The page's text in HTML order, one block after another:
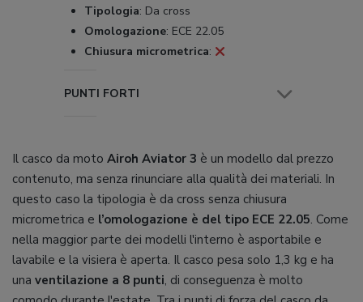
Tipologia: Da cross
Omologazione: ECE 22.05
Chiusura micrometrica:
PUNTI FORTI
Il casco da moto Airoh Aviator 3 è un modello dal prezzo
contenuto, ma senza rinunciare alla qualità dei materiali. In
questo caso la tipologia è da cross senza chiusura
micrometrica e l’omologazione è del tipo ECE 22.05. Come
nella maggior parte dei modelli l'interno è asportabile e
lavabile e la visiera è aperta. Il casco pesa solo 1,3 kg e ha
una ventilazione a 8 punti, di conseguenza è molto